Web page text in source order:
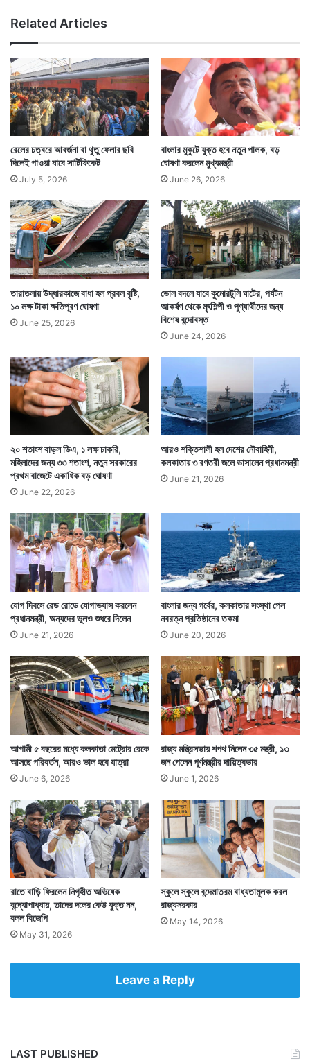
'
ডা
টা
গি
রি
'
:
মু
কে
শ
Related Articles
রেলের চত্বরে আবর্জনা বা থুতু ফেলার ছবি
দিলেই পাওয়া যাবে সার্টিফিকেট
July 5, 2026
বাংলার মুকুটে যুক্ত হবে নতুন পালক, বড়
ঘোষণা করলেন মুখ্যমন্ত্রী
June 26, 2026
তারাতলায় উদ্ধারকাজে বাধা হল প্রবল বৃষ্টি,
১০ লক্ষ টাকা ক্ষতিপূরণ ঘোষণা
June 25, 2026
ভোল বদলে যাবে কুমোরটুলি ঘাটের, পর্যটন
আকর্ষণ থেকে মৃৎশিল্পী ও পুণ্যার্থীদের জন্য
বিশেষ বন্দোবস্ত
June 24, 2026
২০ শতাংশ বাড়ল ডিএ, ১ লক্ষ চাকরি,
মহিলাদের জন্য ৩৩ শতাংশ, নতুন সরকারের
প্রথম বাজেটে একাধিক বড় ঘোষণা
June 22, 2026
আরও শক্তিশালী হল দেশের নৌবাহিনী,
কলকাতায় ৩ রণতরী জলে ভাসালেন প্রধানমন্ত্রী
June 21, 2026
যোগ দিবসে রেড রোডে যোগাভ্যাস করলেন
প্রধানমন্ত্রী, অন্যদের ভুলও শুধরে দিলেন
June 21, 2026
বাংলার জন্য গর্বের, কলকাতার সংস্থা পেল
নবরত্ন প্রতিষ্ঠানের তকমা
June 20, 2026
আগামী ৫ বছরের মধ্যে কলকাতা মেট্রোর রেকে
আসছে পরিবর্তন, আরও ভাল হবে যাত্রা
June 6, 2026
রাজ্য মন্ত্রিসভায় শপথ নিলেন ৩৫ মন্ত্রী, ১৩
জন পেলেন পূর্ণমন্ত্রীর দায়িত্বভার
June 1, 2026
রাতে বাড়ি ফিরলেন নিগৃহীত অভিষেক
বন্দ্যোপাধ্যায়, তাদের দলের কেউ যুক্ত নন,
বলল বিজেপি
May 31, 2026
স্কুলে স্কুলে বন্দেমাতরম বাধ্যতামূলক করল
রাজ্যসরকার
May 14, 2026
Leave a Reply
LAST PUBLISHED